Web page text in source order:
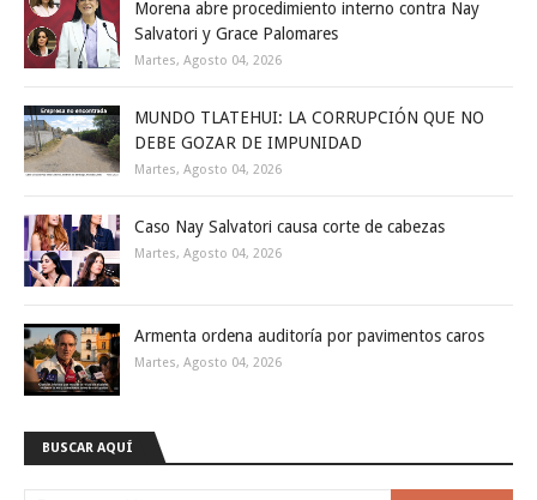
Morena abre procedimiento interno contra Nay
Salvatori y Grace Palomares
Martes, Agosto 04, 2026
MUNDO TLATEHUI: LA CORRUPCIÓN QUE NO
DEBE GOZAR DE IMPUNIDAD
Martes, Agosto 04, 2026
Caso Nay Salvatori causa corte de cabezas
Martes, Agosto 04, 2026
Armenta ordena auditoría por pavimentos caros
Martes, Agosto 04, 2026
BUSCAR AQUÍ